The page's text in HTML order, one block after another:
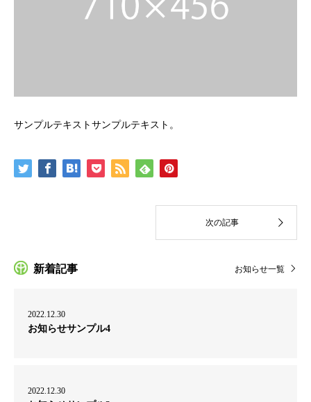
サンプルテキストサンプルテキスト。
新着記事 お知らせ一覧
2022.12.30
お知らせサンプル4
2022.12.30